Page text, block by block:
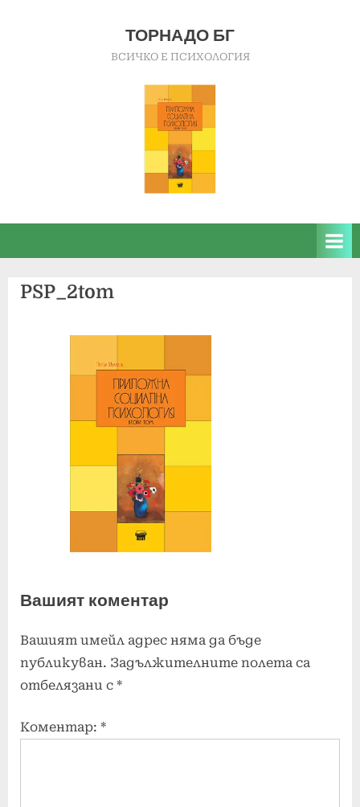
ТОРНАДО БГ
ВСИЧКО Е ПСИХОЛОГИЯ
PSP_2tom
Вашият коментар
Вашият имейл адрес няма да бъде
публикуван. Задължителните полета са
отбелязани с *
Коментар: *